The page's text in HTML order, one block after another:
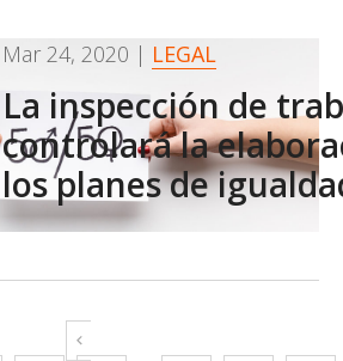
La inspección de
controlará la
los planes de
Mar 24, 2020 | LEGAL